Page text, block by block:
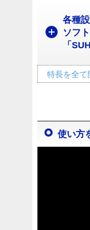
各種
ソフ
「
特長を全て
使い方